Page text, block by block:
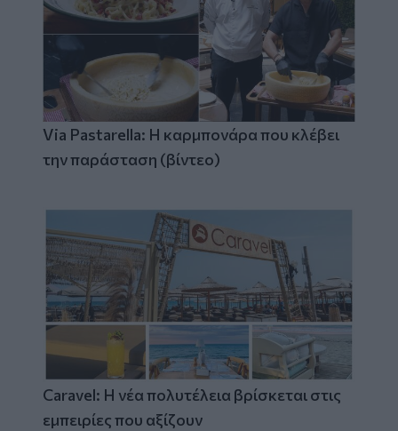
Via Pastarella: Η καρμπονάρα που κλέβει
την παράσταση (βίντεο)
Caravel: Η νέα πολυτέλεια βρίσκεται στις
εμπειρίες που αξίζουν